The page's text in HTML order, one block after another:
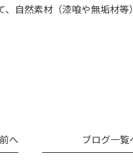
自然素材（漆喰や無垢材
前へ ブログ一覧